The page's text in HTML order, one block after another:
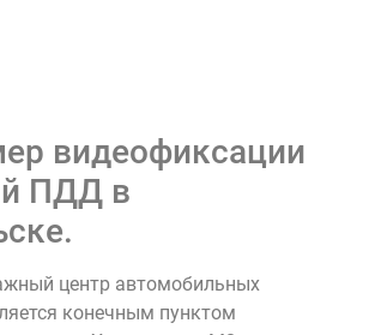
видеофиксации
ПДД в
центр автомобильных
конечным пунктом